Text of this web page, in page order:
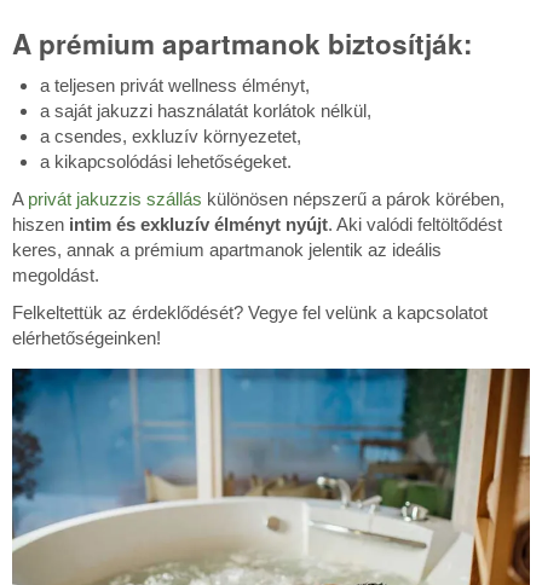
A prémium apartmanok biztosítják:
a teljesen privát wellness élményt,
a saját jakuzzi használatát korlátok nélkül,
a csendes, exkluzív környezetet,
a kikapcsolódási lehetőségeket.
A privát jakuzzis szállás különösen népszerű a párok körében,
hiszen intim és exkluzív élményt nyújt. Aki valódi feltöltődést
keres, annak a prémium apartmanok jelentik az ideális
megoldást.
Felkeltettük az érdeklődését? Vegye fel velünk a kapcsolatot
elérhetőségeinken!